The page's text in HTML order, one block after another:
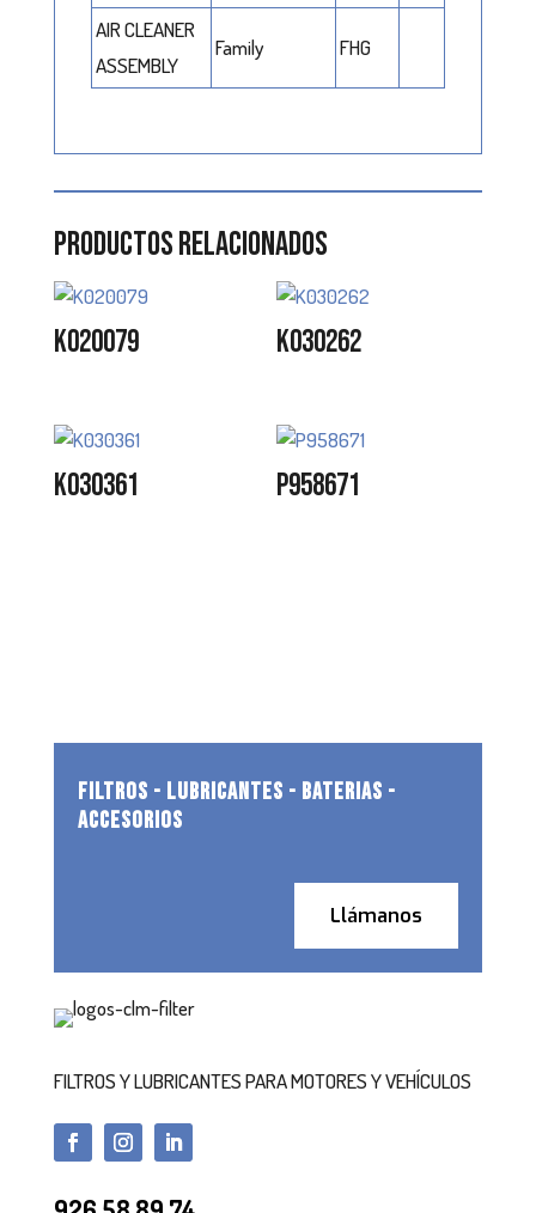
AIR CLEANER
ASSEMBLY
Family FHG
Productos relacionados
K020079 K030262
K030361 P958671
FILTROS - LUBRICANTES - BATERIAS -
ACCESORIOS
Llámanos
FILTROS Y LUBRICANTES PARA MOTORES Y VEHÍCULOS